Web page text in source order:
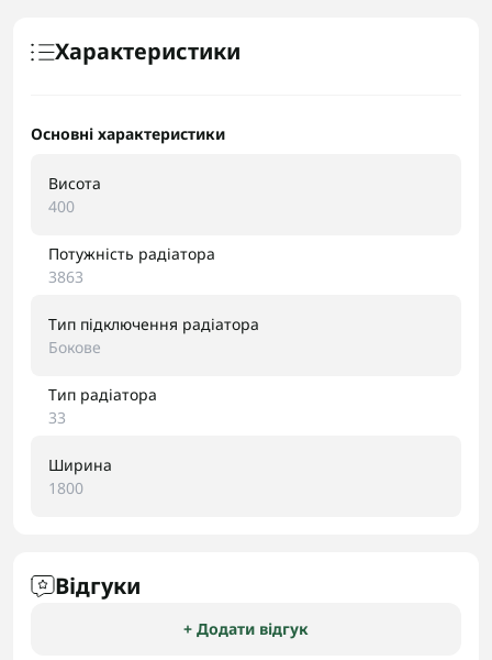
Характеристики
Основні характеристики
Висота
400
Потужність радіатора
3863
Тип підключення радіатора
Бокове
Тип радіатора
33
Ширина
1800
Відгуки
+ Додати відгук